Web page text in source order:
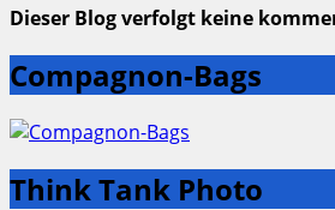
Dieser Blog verfolgt keine
Compagnon-Bags
Think Tank Photo